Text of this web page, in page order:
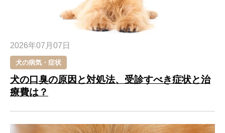
2026年07月07日
犬の病気・症状
犬の口臭の原因と対処法、受診すべき症状と治
療費は？